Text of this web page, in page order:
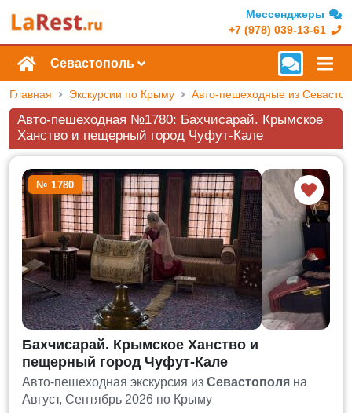
Мессенджеры
+7 (978) 039-13-61
Севастополь
Главная Экскурсии по Крыму Авто-пешеходные из
Авто-пешеходная №1780: Бахчисарай. Крымское
Ханство и пещерный город Чуфут-Кале
№ 1780
Бахчисарай. Крымское Ханство и
пещерный город Чуфут-Кале
Авто-пешеходная экскурсия из Севастополя на
Август, Сентябрь 2026 по Крыму